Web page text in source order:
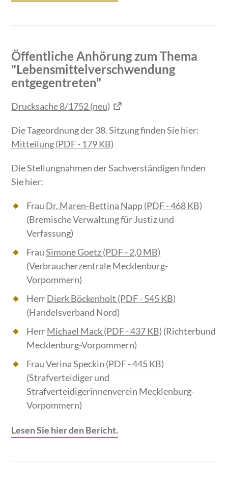
Öffentliche Anhörung zum Thema
"Lebensmittelverschwendung
entgegentreten"
Drucksache 8/1752 (neu)
Die Tageordnung der 38. Sitzung finden Sie hier:
Mitteilung (PDF - 179 KB)
Die Stellungnahmen der Sachverständigen finden
Sie hier:
Frau Dr. Maren-Bettina Napp (PDF - 468 KB)
(Bremische Verwaltung für Justiz und
Verfassung)
FrauSimone Goetz (PDF - 2,0 MB)
(Verbraucherzentrale Mecklenburg-
Vorpommern)
HerrDierk Böckenholt (PDF - 545 KB)
(Handelsverband Nord)
HerrMichael Mack (PDF - 437 KB) (Richterbund
Mecklenburg-Vorpommern)
FrauVerina Speckin (PDF - 445 KB)
(Strafverteidiger und
Strafverteidigerinnenverein Mecklenburg-
Vorpommern)
Lesen Sie hier den Bericht.